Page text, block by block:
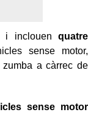
i inclouen quatre
sense motor,
a càrrec de
sense motor